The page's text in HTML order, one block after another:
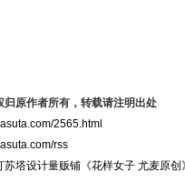
归原作者所有，转载请注明出处
2565.html
rss
苏塔设计量贩铺《花样女子 尤麦原创